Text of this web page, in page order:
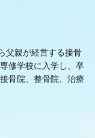
父親が経営する接骨
修学校に入学し、卒
骨院、整骨院、治療